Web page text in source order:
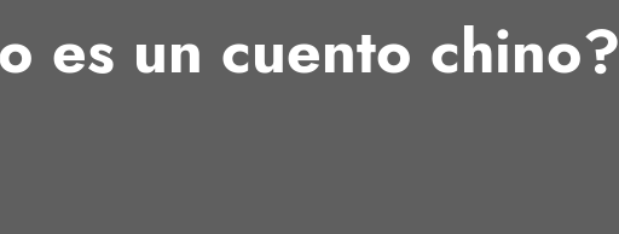
es un cuento chino?